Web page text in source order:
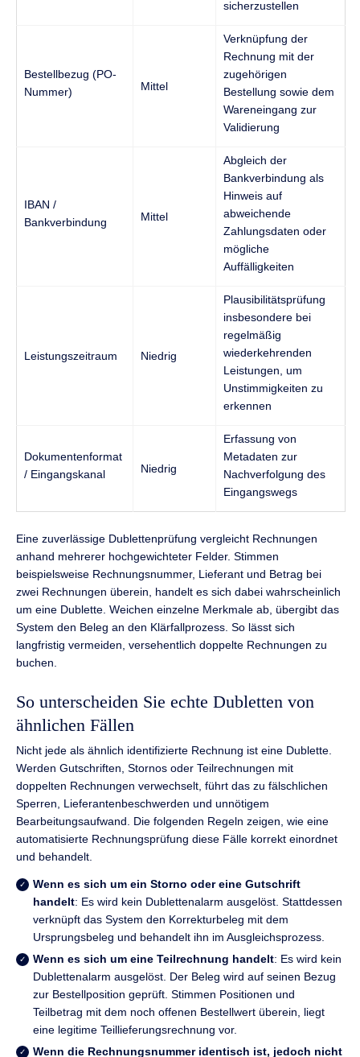
sicherzustellen
Bestellbezug (PO-
Nummer)
Mittel
Verknüpfung der
Rechnung mit der
zugehörigen
Bestellung sowie dem
Wareneingang zur
Validierung
IBAN /
Bankverbindung
Mittel
Abgleich der
Bankverbindung als
Hinweis auf
abweichende
Zahlungsdaten oder
mögliche
Auffälligkeiten
Leistungszeitraum Niedrig
Plausibilitätsprüfung
insbesondere bei
regelmäßig
wiederkehrenden
Leistungen, um
Unstimmigkeiten zu
erkennen
Dokumentenformat
/ Eingangskanal
Niedrig
Erfassung von
Metadaten zur
Nachverfolgung des
Eingangswegs
Eine zuverlässige Dublettenprüfung vergleicht Rechnungen
anhand mehrerer hochgewichteter Felder. Stimmen
beispielsweise Rechnungsnummer, Lieferant und Betrag bei
zwei Rechnungen überein, handelt es sich dabei wahrscheinlich
um eine Dublette. Weichen einzelne Merkmale ab, übergibt das
System den Beleg an den Klärfallprozess. So lässt sich
langfristig vermeiden, versehentlich doppelte Rechnungen zu
buchen.
So unterscheiden Sie echte Dubletten von
ähnlichen Fällen
Nicht jede als ähnlich identifizierte Rechnung ist eine Dublette.
Werden Gutschriften, Stornos oder Teilrechnungen mit
doppelten Rechnungen verwechselt, führt das zu fälschlichen
Sperren, Lieferantenbeschwerden und unnötigem
Bearbeitungsaufwand. Die folgenden Regeln zeigen, wie eine
automatisierte Rechnungsprüfung diese Fälle korrekt einordnet
und behandelt.
Wenn es sich um ein Storno oder eine Gutschrift
handelt: Es wird kein Dublettenalarm ausgelöst. Stattdessen
verknüpft das System den Korrekturbeleg mit dem
Ursprungsbeleg und behandelt ihn im Ausgleichsprozess.
Wenn es sich um eine Teilrechnung handelt: Es wird kein
Dublettenalarm ausgelöst. Der Beleg wird auf seinen Bezug
zur Bestellposition geprüft. Stimmen Positionen und
Teilbetrag mit dem noch offenen Bestellwert überein, liegt
eine legitime Teillieferungsrechnung vor.
Wenn die Rechnungsnummer identisch ist, jedoch nicht